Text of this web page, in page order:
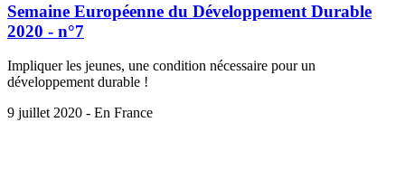
Semaine Européenne du Développement Durable
2020 - n°7
Impliquer les jeunes, une condition nécessaire pour un
développement durable !
9 juillet 2020 - En France